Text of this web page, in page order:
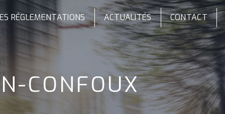
RÉGLEMENTATIONS ACTUALITÉS CONTACT
CONFOUX